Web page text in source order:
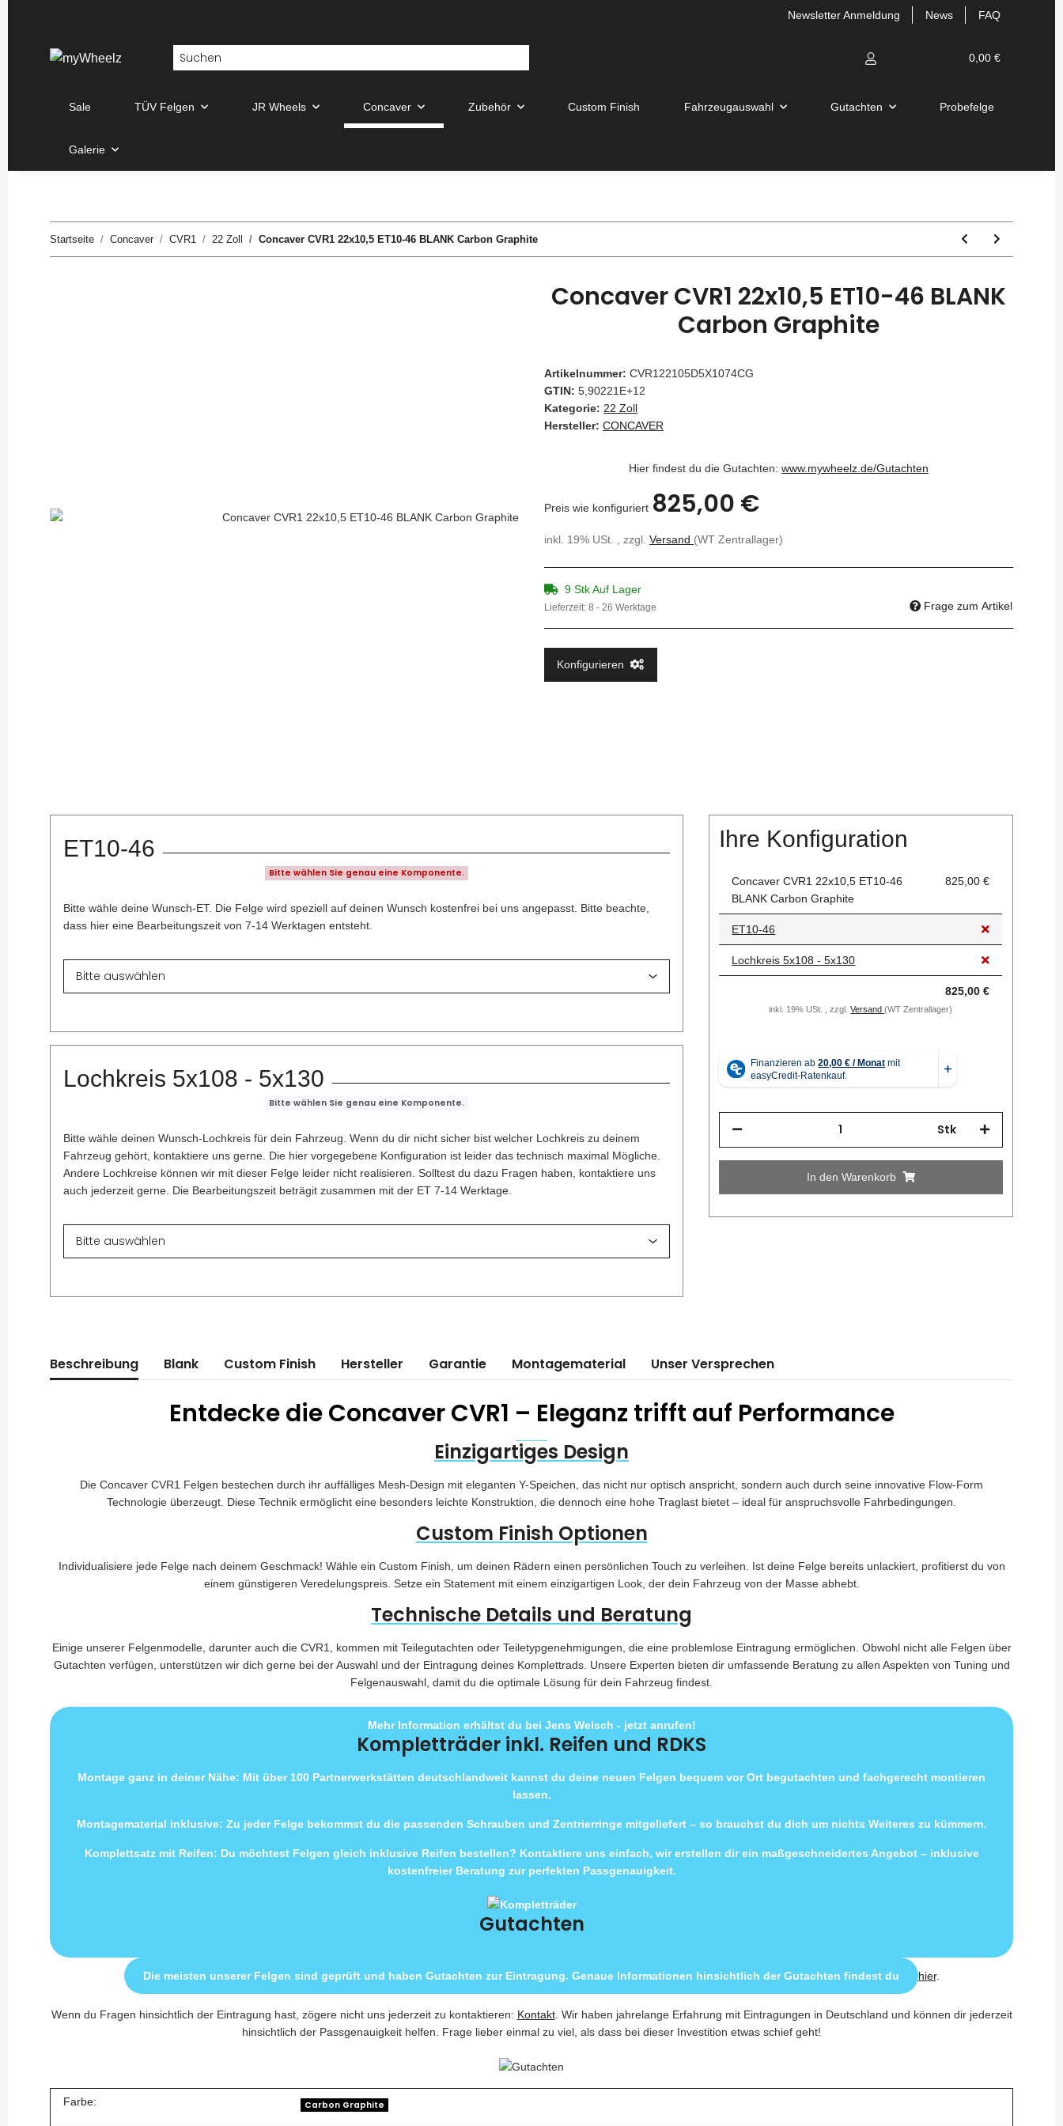
Newsletter Anmeldung News FAQ
0,00 €
Sale TÜV Felgen JR Wheels Concaver Zubehör Custom Finish Fahrzeugauswahl Gutachten Probefelge
Galerie
Startseite Concaver CVR1 22 Zoll Concaver CVR1 22x10,5 ET10-46 BLANK Carbon Graphite
Concaver CVR1 22x10,5 ET10-46 BLANK
Carbon Graphite
Artikelnummer: CVR122105D5X1074CG
GTIN: 5,90221E+12
Kategorie: 22 Zoll
Hersteller: CONCAVER
Hier findest du die Gutachten: www.mywheelz.de/Gutachten
Preis wie konfiguriert 825,00 €
inkl. 19% USt. , zzgl. Versand (WT Zentrallager)
9 Stk Auf Lager
Lieferzeit: 8 - 26 Werktage Frage zum Artikel
Konfigurieren
ET10-46
Bitte wählen Sie genau eine Komponente.
Bitte wähle deine Wunsch-ET. Die Felge wird speziell auf deinen Wunsch kostenfrei bei uns angepasst. Bitte beachte,
dass hier eine Bearbeitungszeit von 7-14 Werktagen entsteht.
Lochkreis 5x108 - 5x130
Bitte wählen Sie genau eine Komponente.
Bitte wähle deinen Wunsch-Lochkreis für dein Fahrzeug. Wenn du dir nicht sicher bist welcher Lochkreis zu deinem
Fahrzeug gehört, kontaktiere uns gerne. Die hier vorgegebene Konfiguration ist leider das technisch maximal Mögliche.
Andere Lochkreise können wir mit dieser Felge leider nicht realisieren. Solltest du dazu Fragen haben, kontaktiere uns
auch jederzeit gerne. Die Bearbeitungszeit beträgit zusammen mit der ET 7-14 Werktage.
Ihre Konfiguration
Concaver CVR1 22x10,5 ET10-46
BLANK Carbon Graphite
825,00 €
ET10-46
Lochkreis 5x108 - 5x130
825,00 €
inkl. 19% USt. , zzgl.Versand(WT Zentrallager)
Stk
In den Warenkorb
Beschreibung Blank Custom Finish Hersteller Garantie Montagematerial Unser Versprechen
Entdecke die Concaver CVR1 – Eleganz trifft auf Performance
Einzigartiges Design
Die Concaver CVR1 Felgen bestechen durch ihr auffälliges Mesh-Design mit eleganten Y-Speichen, das nicht nur optisch anspricht, sondern auch durch seine innovative Flow-Form
Technologie überzeugt. Diese Technik ermöglicht eine besonders leichte Konstruktion, die dennoch eine hohe Traglast bietet – ideal für anspruchsvolle Fahrbedingungen.
Custom Finish Optionen
Individualisiere jede Felge nach deinem Geschmack! Wähle ein Custom Finish, um deinen Rädern einen persönlichen Touch zu verleihen. Ist deine Felge bereits unlackiert, profitierst du von
einem günstigeren Veredelungspreis. Setze ein Statement mit einem einzigartigen Look, der dein Fahrzeug von der Masse abhebt.
Technische Details und Beratung
Einige unserer Felgenmodelle, darunter auch die CVR1, kommen mit Teilegutachten oder Teiletypgenehmigungen, die eine problemlose Eintragung ermöglichen. Obwohl nicht alle Felgen über
Gutachten verfügen, unterstützen wir dich gerne bei der Auswahl und der Eintragung deines Komplettrads. Unsere Experten bieten dir umfassende Beratung zu allen Aspekten von Tuning und
Felgenauswahl, damit du die optimale Lösung für dein Fahrzeug findest.
Mehr Information erhältst du bei Jens Welsch - jetzt anrufen!
Kompletträder inkl. Reifen und RDKS
Montage ganz in deiner Nähe: Mit über 100 Partnerwerkstätten deutschlandweit kannst du deine neuen Felgen bequem vor Ort begutachten und fachgerecht montieren
lassen.
Montagematerial inklusive: Zu jeder Felge bekommst du die passenden Schrauben und Zentrierringe mitgeliefert – so brauchst du dich um nichts Weiteres zu kümmern.
Komplettsatz mit Reifen: Du möchtest Felgen gleich inklusive Reifen bestellen? Kontaktiere uns einfach, wir erstellen dir ein maßgeschneidertes Angebot – inklusive
kostenfreier Beratung zur perfekten Passgenauigkeit.
Gutachten
Die meisten unserer Felgen sind geprüft und haben Gutachten zur Eintragung. Genaue Informationen hinsichtlich der Gutachten findest du hier.
Wenn du Fragen hinsichtlich der Eintragung hast, zögere nicht uns jederzeit zu kontaktieren: Kontakt. Wir haben jahrelange Erfahrung mit Eintragungen in Deutschland und können dir jederzeit
hinsichtlich der Passgenauigkeit helfen. Frage lieber einmal zu viel, als dass bei dieser Investition etwas schief geht!
Farbe: Carbon Graphite